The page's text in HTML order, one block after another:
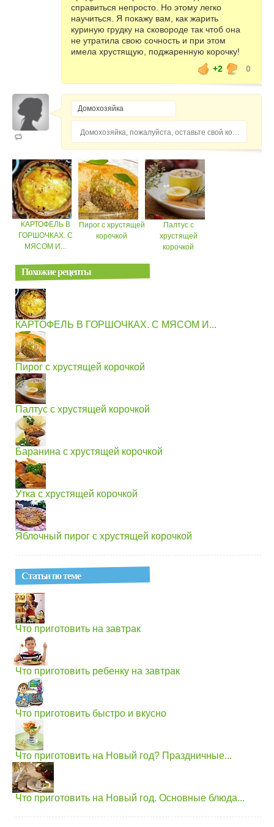
справиться непросто. Но этому легко
научиться. Я покажу вам, как жарить
куриную грудку на сковороде так чтоб она
не утратила свою сочность и при этом
имела хрустящую, поджаренную корочку!
+2
0
КАРТОФЕЛЬ В
ГОРШОЧКАХ. С
МЯСОМ И...
Пирог с хрустящей
корочкой
Палтус с
хрустящей
корочкой
Похожие рецепты
КАРТОФЕЛЬ В ГОРШОЧКАХ. С МЯСОМ И...
Пирог с хрустящей корочкой
Палтус с хрустящей корочкой
Баранина с хрустящей корочкой
Утка с хрустящей корочкой
Яблочный пирог с хрустящей корочкой
Статьи по теме
Что приготовить на завтрак
Что приготовить ребенку на завтрак
Что приготовить быстро и вкусно
Что приготовить на Новый год? Праздничные...
Что приготовить на Новый год. Основные блюда...